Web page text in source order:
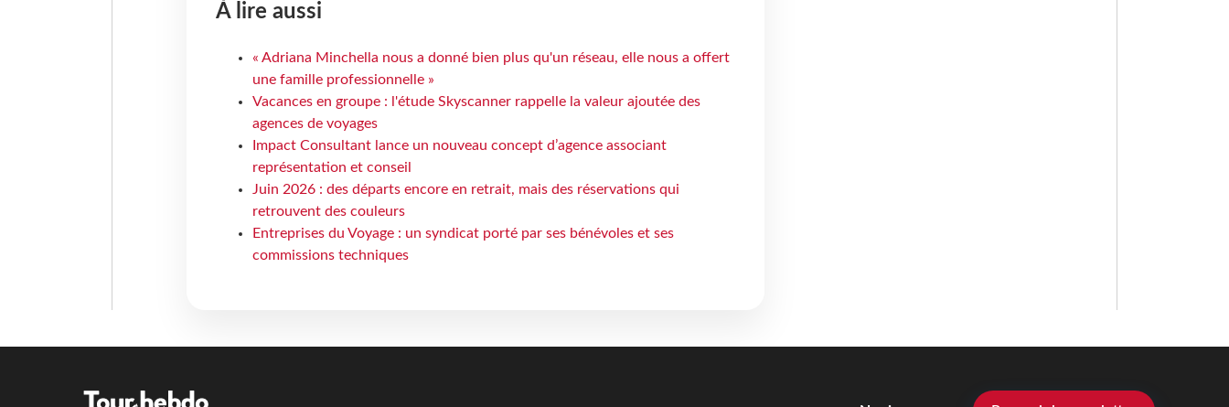
À lire aussi
« Adriana Minchella nous a donné bien plus qu'un réseau, elle nous a offert
une famille professionnelle »
Vacances en groupe : l'étude Skyscanner rappelle la valeur ajoutée des
agences de voyages
Impact Consultant lance un nouveau concept d’agence associant
représentation et conseil
Juin 2026 : des départs encore en retrait, mais des réservations qui
retrouvent des couleurs
Entreprises du Voyage : un syndicat porté par ses bénévoles et ses
commissions techniques